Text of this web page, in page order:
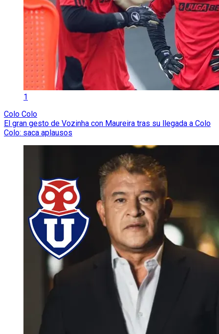
1
Colo Colo
El gran gesto de Vozinha con Maureira tras su llegada a Colo
Colo: saca aplausos